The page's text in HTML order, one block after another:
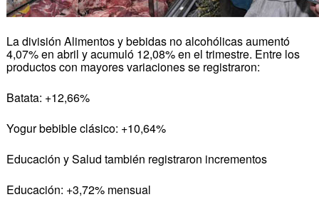
La división Alimentos y bebidas no alcohólicas aumentó
4,07% en abril y acumuló 12,08% en el trimestre. Entre los
productos con mayores variaciones se registraron:
Batata: +12,66%
Yogur bebible clásico: +10,64%
Educación y Salud también registraron incrementos
Educación: +3,72% mensual